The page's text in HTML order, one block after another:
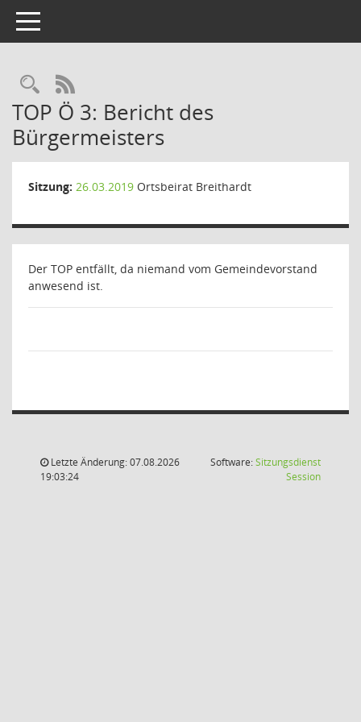
Toggle navigation
Rechercheauswahl
RSS-Feed
TOP Ö 3: Bericht des
Bürgermeisters
Sitzung: 26.03.2019 Ortsbeirat Breithardt
Der TOP entfällt, da niemand vom Gemeindevorstand
anwesend ist.
Letzte Änderung: 07.08.2026
19:03:24
Software:Sitzungsdienst
Session(Wird in